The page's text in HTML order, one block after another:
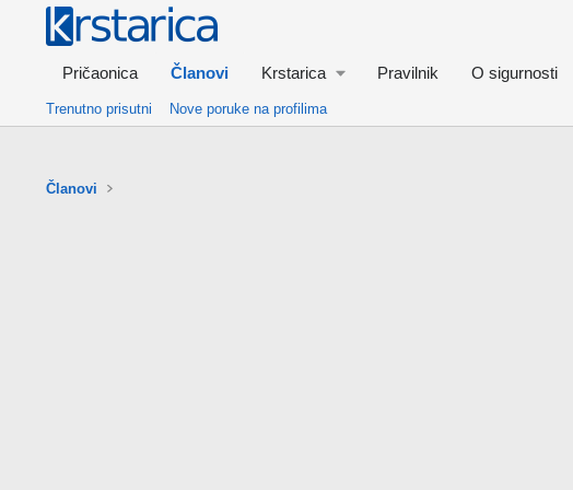
Pričaonica Članovi Krstarica Pravilnik O sigurnosti
Trenutno prisutni Nove poruke na profilima
Članovi